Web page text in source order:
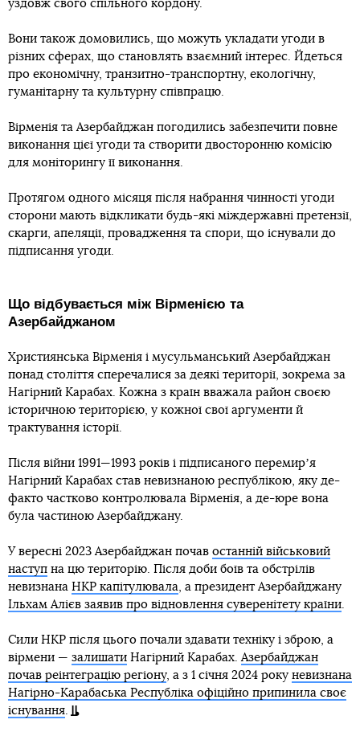
уздовж свого спільного кордону.
Вони також домовились, що можуть укладати угоди в
різних сферах, що становлять взаємний інтерес. Йдеться
про економічну, транзитно-транспортну, екологічну,
гуманітарну та культурну співпрацю.
Вірменія та Азербайджан погодились забезпечити повне
виконання цієї угоди та створити двосторонню комісію
для моніторингу її виконання.
Протягом одного місяця після набрання чинності угоди
сторони мають відкликати будь-які міждержавні претензії,
скарги, апеляції, провадження та спори, що існували до
підписання угоди.
Що відбувається між Вірменією та
Азербайджаном
Християнська Вірменія і мусульманський Азербайджан
понад століття сперечалися за деякі території, зокрема за
Нагірний Карабах. Кожна з країн вважала район своєю
історичною територією, у кожної свої аргументи й
трактування історії.
Після війни 1991—1993 років і підписаного перемирʼя
Нагірний Карабах став невизнаною республікою, яку де-
факто частково контролювала Вірменія, а де-юре вона
була частиною Азербайджану.
У вересні 2023 Азербайджан почав останній військовий
наступ на цю територію. Після доби боїв та обстрілів
невизнана НКР капітулювала, а президент Азербайджану
Ільхам Алієв заявив про відновлення суверенітету країни.
Сили НКР після цього почали здавати техніку і зброю, а
вірмени — залишати Нагірний Карабах.Азербайджан
почав реінтеграцію регіону, а з 1 січня 2024 року невизнана
Нагірно-Карабаська Республіка офіційно припинила своє
існування.